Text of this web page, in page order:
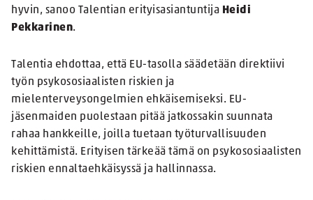
hyvin, sanoo Talentian erityisasiantuntija Heidi
Pekkarinen.
Talentia ehdottaa, että EU-tasolla säädetään direktiivi
työn psykososiaalisten riskien ja
mielenterveysongelmien ehkäisemiseksi. EU-
jäsenmaiden puolestaan pitää jatkossakin suunnata
rahaa hankkeille, joilla tuetaan työturvallisuuden
kehittämistä. Erityisen tärkeää tämä on psykososiaalisten
riskien ennaltaehkäisyssä ja hallinnassa.